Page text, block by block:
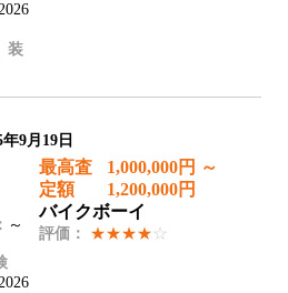
装
年9月19日
～
最高査
定額
1,000,000円 ～
1,200,000円
バイクボーイ
評価： ★★★★ ☆